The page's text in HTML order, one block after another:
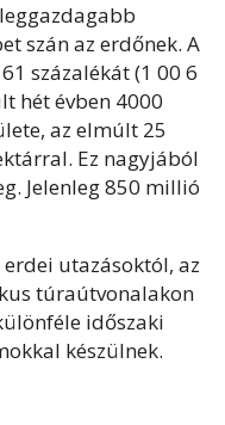
szán az erdőnek. A
százalékát (1 00 6
hét évben 4000
az elmúlt 25
Ez nagyjából
Jelenleg 850 millió
utazásoktól, az
túraútvonalakon
időszaki
készülnek.